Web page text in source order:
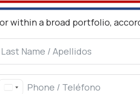
within a broad portfolio,